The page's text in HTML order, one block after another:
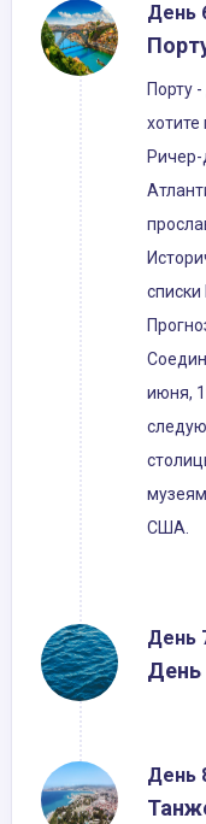
День
Порту
хотите
июня,
США.
День
День
День